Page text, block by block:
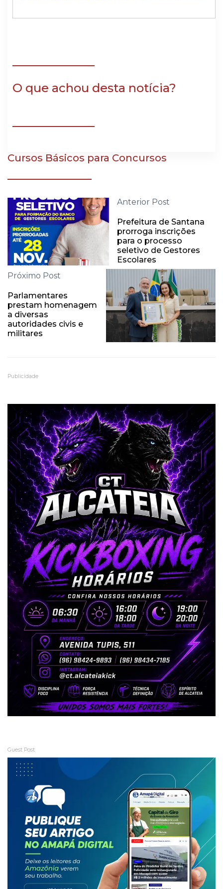
O que achou desta notícia?
Cursos Básicos para Concursos
Anterior Post
Prefeitura de Santana
prorroga inscrições
para o processo
seletivo de Gestores
Escolares
Próximo Post
Parlamentares
prestam homenagem
a diversas
autoridades civis e
militares
Publicidade
Guest Post